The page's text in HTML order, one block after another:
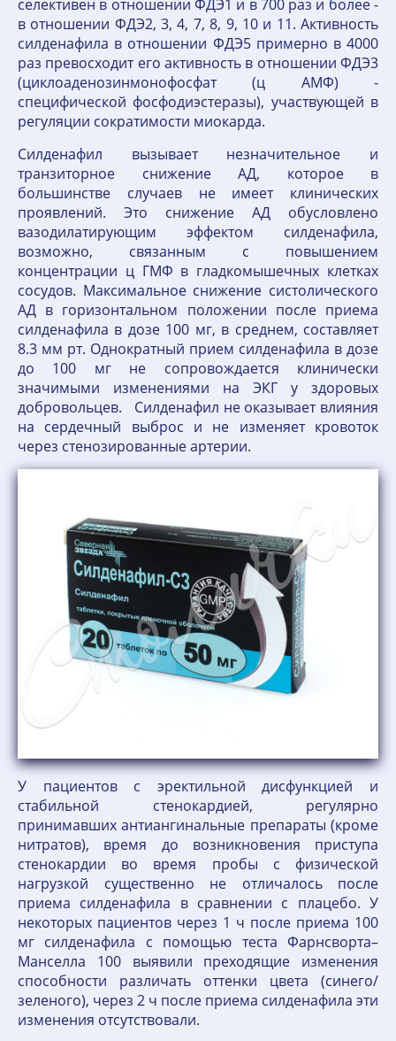
селективен в отношении ФДЭ1 и в 700 раз и более -
в отношении ФДЭ2, 3, 4, 7, 8, 9, 10 и 11. Активность
силденафила в отношении ФДЭ5 примерно в 4000
раз превосходит его активность в отношении ФДЭ3
(циклоаденозинмонофосфат (ц АМФ) -
специфической фосфодиэстеразы), участвующей в
регуляции сократимости миокарда.
Силденафил вызывает незначительное и
транзиторное снижение АД, которое в
большинстве случаев не имеет клинических
проявлений. Это снижение АД обусловлено
вазодилатирующим эффектом силденафила,
возможно, связанным с повышением
концентрации ц ГМФ в гладкомышечных клетках
сосудов. Максимальное снижение систолического
АД в горизонтальном положении после приема
силденафила в дозе 100 мг, в среднем, составляет
8.3 мм рт. Однократный прием силденафила в дозе
до 100 мг не сопровождается клинически
значимыми изменениями на ЭКГ у здоровых
добровольцев. Силденафил не оказывает влияния
на сердечный выброс и не изменяет кровоток
через стенозированные артерии.
У пациентов с эректильной дисфункцией и
стабильной стенокардией, регулярно
принимавших антиангинальные препараты (кроме
нитратов), время до возникновения приступа
стенокардии во время пробы с физической
нагрузкой существенно не отличалось после
приема силденафила в сравнении с плацебо. У
некоторых пациентов через 1 ч после приема 100
мг силденафила с помощью теста Фарнсворта–
Манселла 100 выявили преходящие изменения
способности различать оттенки цвета (синего/
зеленого), через 2 ч после приема силденафила эти
изменения отсутствовали.